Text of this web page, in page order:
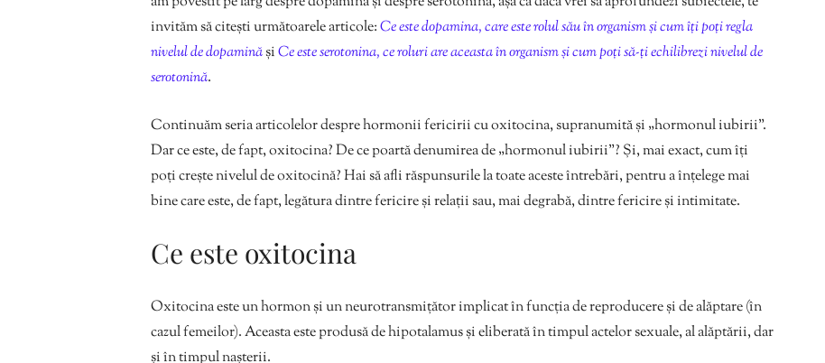
invităm să citești următoarele articole:Ce este dopamina, care este rolul său în organism și cum îți poți regla
nivelul de dopaminășiCe este serotonina, ce roluri are aceasta în organism și cum poți să-ți echilibrezi nivelul de
serotonină.
Continuăm seria articolelor despre hormonii fericirii cu oxitocina, supranumită și „hormonul iubirii”.
Dar ce este, de fapt, oxitocina? De ce poartă denumirea de „hormonul iubirii”? Și, mai exact, cum îți
poți crește nivelul de oxitocină? Hai să afli răspunsurile la toate aceste întrebări, pentru a înțelege mai
bine care este, de fapt, legătura dintre fericire și relații sau, mai degrabă, dintre fericire și intimitate.
Ce este oxitocina
Oxitocina este un hormon și un neurotransmițător implicat în funcția de reproducere și de alăptare (în
cazul femeilor). Aceasta este produsă de hipotalamus și eliberată în timpul actelor sexuale, al alăptării, dar
și în timpul nașterii.